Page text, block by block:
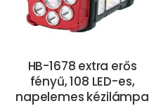
HB-1678 extra erős
fényű, 108 LED-es,
napelemes kézilámpa